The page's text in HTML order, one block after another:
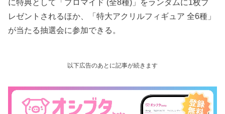
に特典として「ブロマイド (全8種)」をランダムに1枚プ
レゼントされるほか、「特大アクリルフィギュア 全6種」
が当たる抽選会に参加できる。
以下広告のあとに記事が続きます